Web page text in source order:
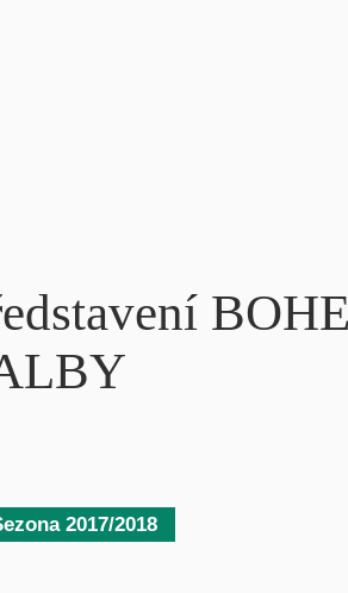
2017/2018